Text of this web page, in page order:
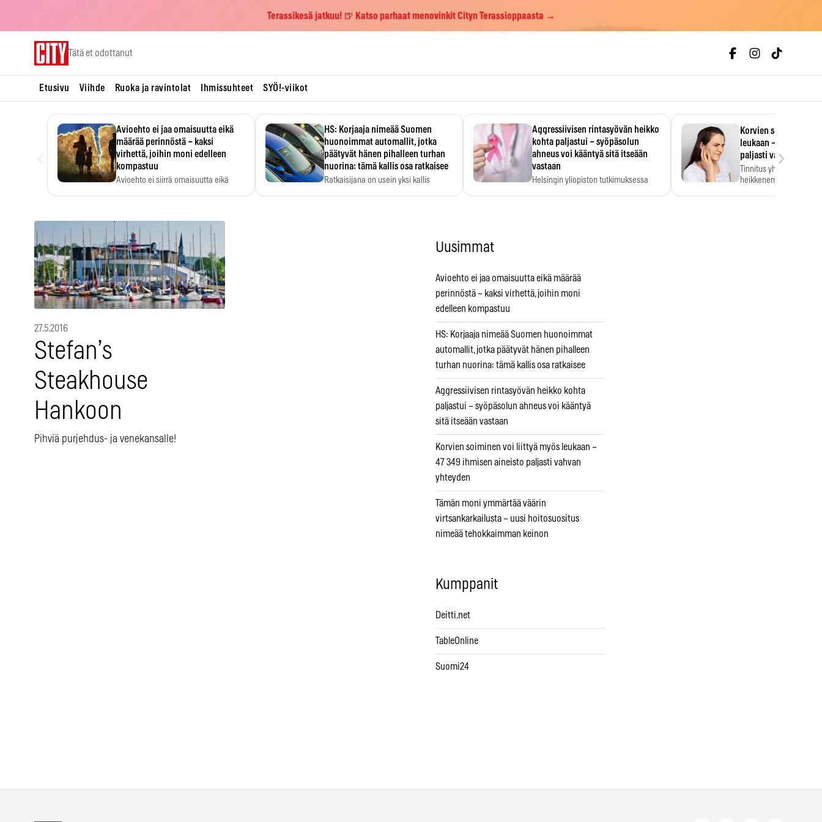
Terassikesä jatkuu! 🍺 Katso parhaat menovinkit Cityn Terassioppaasta →
Tätä et odottanut
Etusivu Viihde Ruoka ja ravintolat Ihmissuhteet SYÖ!-viikot
Avioehto ei jaa omaisuutta eikä
määrää perinnöstä – kaksi
virhettä, joihin moni edelleen
kompastuu
Avioehto ei siirrä omaisuutta eikä
HS: Korjaaja nimeää Suomen
huonoimmat automallit, jotka
päätyvät hänen pihalleen turhan
nuorina: tämä kallis osa ratkaisee
Ratkaisijana on usein yksi kallis
Aggressiivisen rintasyövän heikko
kohta paljastui – syöpäsolun
ahneus voi kääntyä sitä itseään
vastaan
Helsingin yliopiston tutkimuksessa
Korvien soiminen
leukaan – 47 349
paljasti vahvan
Tinnitus yhdistetään
heikkenemiseen.
›
27.5.2016
Stefan’s
Steakhouse
Hankoon
Pihviä purjehdus- ja venekansalle!
Uusimmat
Avioehto ei jaa omaisuutta eikä määrää
perinnöstä – kaksi virhettä, joihin moni
edelleen kompastuu
HS: Korjaaja nimeää Suomen huonoimmat
automallit, jotka päätyvät hänen pihalleen
turhan nuorina: tämä kallis osa ratkaisee
Aggressiivisen rintasyövän heikko kohta
paljastui – syöpäsolun ahneus voi kääntyä
sitä itseään vastaan
Korvien soiminen voi liittyä myös leukaan –
47 349 ihmisen aineisto paljasti vahvan
yhteyden
Tämän moni ymmärtää väärin
virtsankarkailusta – uusi hoitosuositus
nimeää tehokkaimman keinon
Kumppanit
Deitti.net
TableOnline
Suomi24